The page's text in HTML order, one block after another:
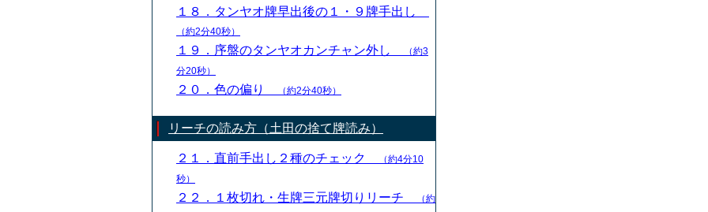
１８．タンヤオ牌早出後の１・９牌手出し
（約2分40秒）
１９．序盤のタンヤオカンチャン外し
（約3
分20秒）
２０．色の偏り （約2分40秒）
リーチの読み方（土田の捨て牌読み）
２１．直前手出し２種のチェック
（約4分10
秒）
２２．１枚切れ・生牌三元牌切りリーチ
（約